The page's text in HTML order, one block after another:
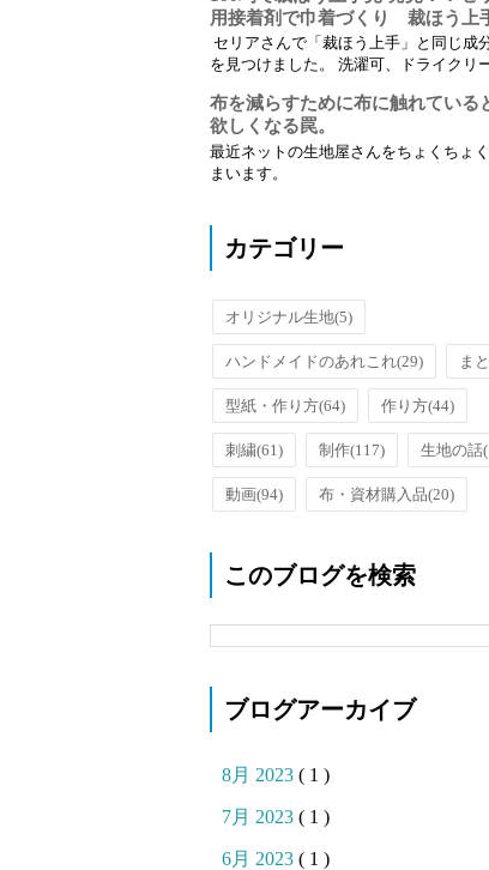
用接着剤で巾着づくり 裁ほう上
セリアさんで「裁ほう上手」と同じ成
を見つけました。 洗濯可、ドライクリ
タイプの裁ほう上手と同成分です。
剤で縫わない巾着作りつつ、使い心地な
ーしています☺
布を減らすために布に触れている
欲しくなる罠。
最近ネットの生地屋さんをちょくちょ
まいます。
カテゴリー
オリジナル生地(5)
ハンドメイドのあれこれ(29) ま
型紙・作り方(64) 作り方(44)
刺繍(61) 制作(117) 生地の話
動画(94) 布・資材購入品(20)
このブログを検索
ブログアーカイブ
8月 2023 ( 1 )
7月 2023 ( 1 )
6月 2023 ( 1 )